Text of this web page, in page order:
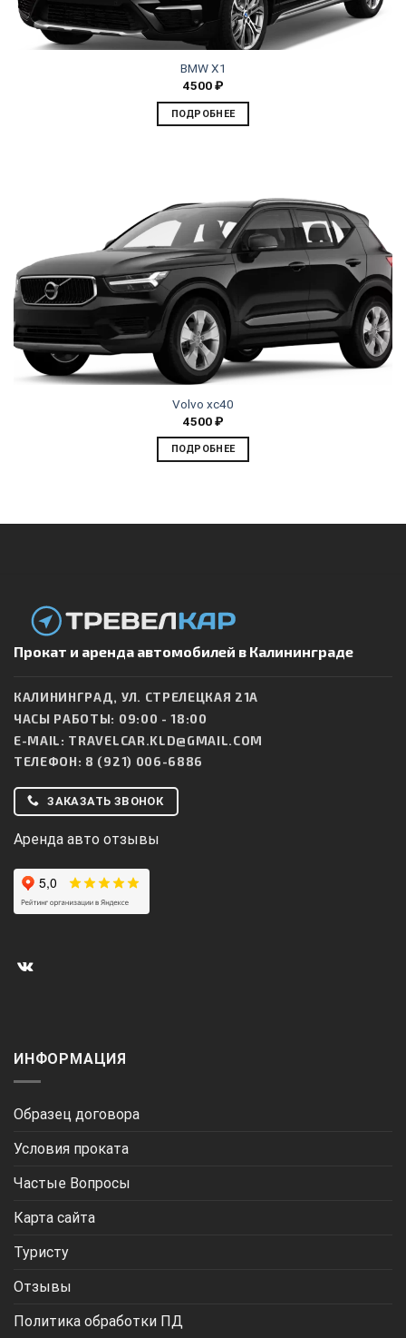
BMW X1
4500₽
ПОДРОБНЕЕ
Volvo xc40
4500₽
ПОДРОБНЕЕ
Прокат и аренда автомобилей в Калининграде
КАЛИНИНГРАД, УЛ. СТРЕЛЕЦКАЯ 21А
ЧАСЫ РАБОТЫ: 09:00 - 18:00
E-MAIL: TRAVELCAR.KLD@GMAIL.COM
ТЕЛЕФОН: 8 (921) 006-6886
ЗАКАЗАТЬ ЗВОНОК
Аренда авто отзывы
ИНФОРМАЦИЯ
Образец договора
Условия проката
Частые Вопросы
Карта сайта
Туристу
Отзывы
Политика обработки ПД